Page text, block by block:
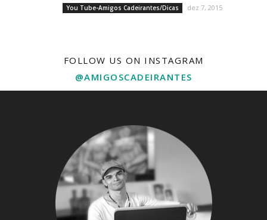
You Tube-Amigos Cadeirantes/Dicas dez 7, 2015
FOLLOW US ON INSTAGRAM
@AMIGOSCADEIRANTES